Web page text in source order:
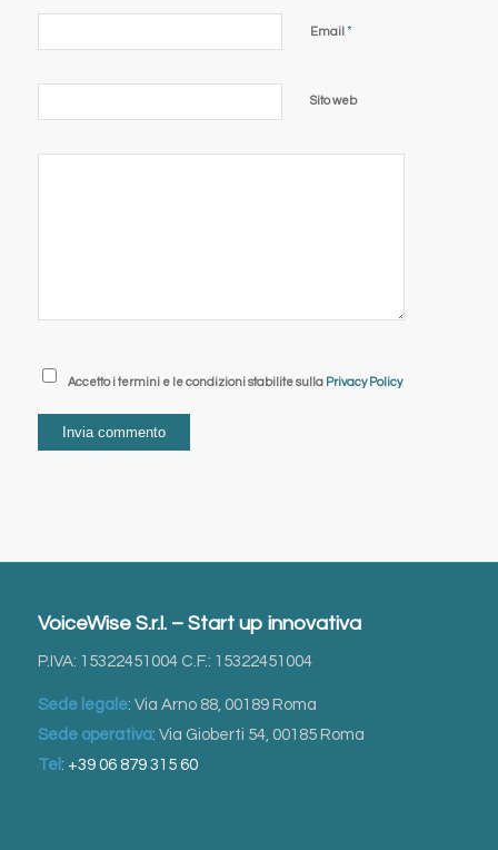
Email *
Sito web
Accetto i termini e le condizioni stabilite sulla Privacy Policy
VoiceWise S.r.l. – Start up innovativa
P.IVA: 15322451004 C.F.: 15322451004
Sede legale: Via Arno 88, 00189 Roma
Sede operativa: Via Gioberti 54, 00185 Roma
Tel : +39 06 879 315 60